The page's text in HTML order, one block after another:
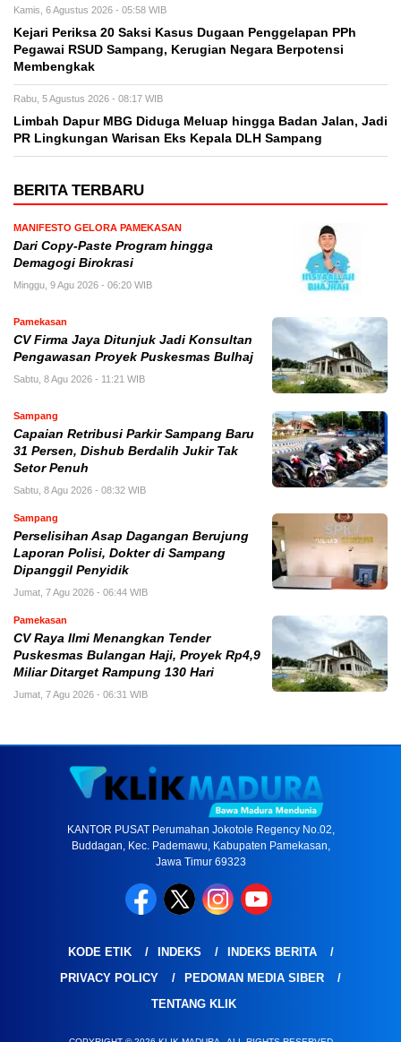
Kamis, 6 Agustus 2026 - 05:58 WIB
Kejari Periksa 20 Saksi Kasus Dugaan Penggelapan PPh
Pegawai RSUD Sampang, Kerugian Negara Berpotensi
Membengkak
Rabu, 5 Agustus 2026 - 08:17 WIB
Limbah Dapur MBG Diduga Meluap hingga Badan Jalan, Jadi
PR Lingkungan Warisan Eks Kepala DLH Sampang
BERITA TERBARU
MANIFESTO GELORA PAMEKASAN
Dari Copy-Paste Program hingga
Demagogi Birokrasi
Minggu, 9 Agu 2026 - 06:20 WIB
Pamekasan
CV Firma Jaya Ditunjuk Jadi Konsultan
Pengawasan Proyek Puskesmas Bulhaj
Sabtu, 8 Agu 2026 - 11:21 WIB
Sampang
Capaian Retribusi Parkir Sampang Baru
31 Persen, Dishub Berdalih Jukir Tak
Setor Penuh
Sabtu, 8 Agu 2026 - 08:32 WIB
Sampang
Perselisihan Asap Dagangan Berujung
Laporan Polisi, Dokter di Sampang
Dipanggil Penyidik
Jumat, 7 Agu 2026 - 06:44 WIB
Pamekasan
CV Raya Ilmi Menangkan Tender
Puskesmas Bulangan Haji, Proyek Rp4,9
Miliar Ditarget Rampung 130 Hari
Jumat, 7 Agu 2026 - 06:31 WIB
KANTOR PUSAT Perumahan Jokotole Regency No.02,
Buddagan, Kec. Pademawu, Kabupaten Pamekasan,
Jawa Timur 69323
KODE ETIK INDEKS
INDEKS BERITA
PRIVACY POLICY
PEDOMAN MEDIA SIBER
TENTANG KLIK